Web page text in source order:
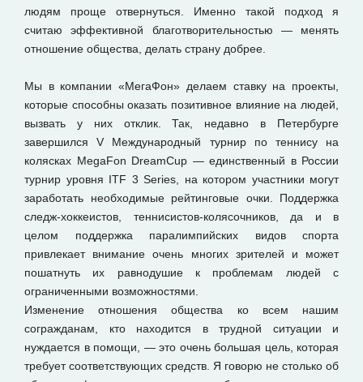
людям проще отвернуться. Именно такой подход я
считаю эффективной благотворительностью — менять
отношение общества, делать страну добрее.
Мы в компании «МегаФон» делаем ставку на проекты,
которые способны оказать позитивное влияние на людей,
вызвать у них отклик. Так, недавно в Петербурге
завершился V Международный турнир по теннису на
колясках MegaFon DreamCup — единственный в России
турнир уровня ITF 3 Series, на котором участники могут
заработать необходимые рейтинговые очки. Поддержка
следж-хоккеистов, теннисистов-колясочников, да и в
целом поддержка паралимпийских видов спорта
привлекает внимание очень многих зрителей и может
пошатнуть их равнодушие к проблемам людей с
ограниченными возможностями.
Изменение отношения общества ко всем нашим
согражданам, кто находится в трудной ситуации и
нуждается в помощи, — это очень большая цель, которая
требует соответствующих средств. Я говорю не столько об